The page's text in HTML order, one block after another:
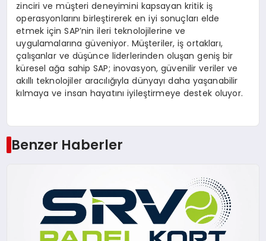
zinciri ve müşteri deneyimini kapsayan kritik iş
operasyonlarını birleştirerek en iyi sonuçları elde
etmek için SAP’nin ileri teknolojilerine ve
uygulamalarına güveniyor. Müşteriler, iş ortakları,
çalışanlar ve düşünce liderlerinden oluşan geniş bir
küresel ağa sahip SAP; inovasyon, güvenilir veriler ve
akıllı teknolojiler aracılığıyla dünyayı daha yaşanabilir
kılmaya ve insan hayatını iyileştirmeye destek oluyor.
Benzer Haberler